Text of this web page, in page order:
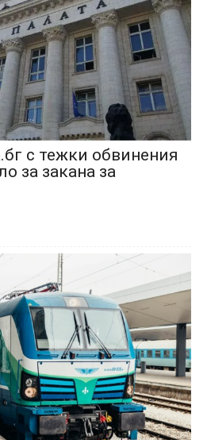
с тежки обвинения
за закана за